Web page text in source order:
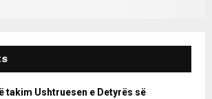
takim Ushtruesen e Detyrës së